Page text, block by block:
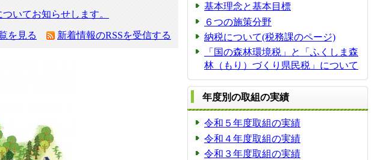
いてお知らせします。
を見る 新着情報のRSSを受信する
基本理念と基本目標
６つの施策分野
納税について(税務課のページ)
「国の森林環境税」と「ふくしま森
林（もり）づくり県民税」について
年度別の取組の実績
令和５年度取組の実績
令和４年度取組の実績
令和３年度取組の実績